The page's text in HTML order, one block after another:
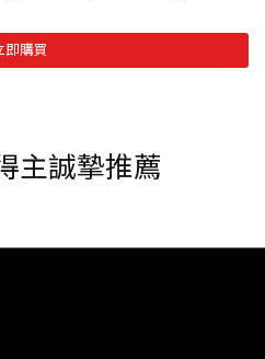
即購買
主誠摯推薦